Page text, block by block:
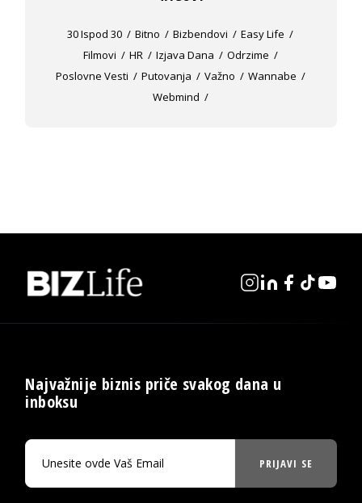
30 Ispod 30 Bitno Bizbendovi
Easy Life
Filmovi
HR Izjava Dana
Odrzime
Poslovne Vesti
Putovanja Važno
Wannabe
Webmind
Najvažnije biznis priče svakog dana u
inboksu
PRIJAVI SE